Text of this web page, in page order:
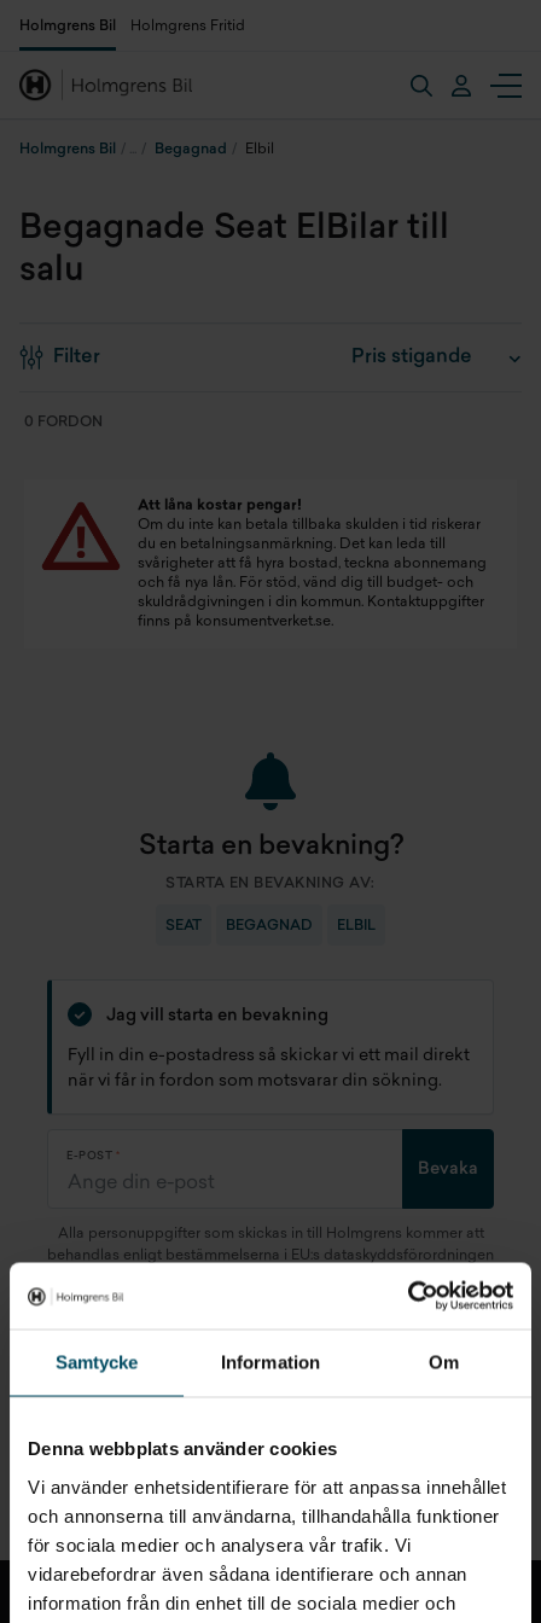
Samtycke Information Om
Denna webbplats använder cookies
Vi använder enhetsidentifierare för att anpassa innehållet
och annonserna till användarna, tillhandahålla funktioner
för sociala medier och analysera vår trafik. Vi
vidarebefordrar även sådana identifierare och annan
information från din enhet till de sociala medier och
Holmgrens Bil Holmgrens Fritid
Holmgrens Bil Begagnad Elbil
Begagnade Seat ElBilar till
salu
Filter
0 FORDON
Att låna kostar pengar!
Om du inte kan betala tillbaka skulden i tid riskerar
du en betalningsanmärkning. Det kan leda till
svårigheter att få hyra bostad, teckna abonnemang
och få nya lån. För stöd, vänd dig till budget- och
skuldrådgivningen i din kommun. Kontaktuppgifter
finns på konsumentverket.se.
Starta en bevakning?
STARTA EN BEVAKNING AV:
SEAT BEGAGNAD ELBIL
Jag vill starta en bevakning
Fyll in din e-postadress så skickar vi ett mail direkt
när vi får in fordon som motsvarar din sökning.
E-POST
Bevaka
Alla personuppgifter som skickas in till Holmgrens kommer att
behandlas enligt bestämmelserna i EU:s dataskyddsförordningen
kan du läsa mer om hur vi behandlar dina
Snabblänkar
Till toppen